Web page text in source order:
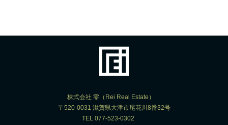
株式会社 零（Rei Real Estate）
〒520-0031 滋賀県大津市尾花川8番32号
TEL 077-523-0302